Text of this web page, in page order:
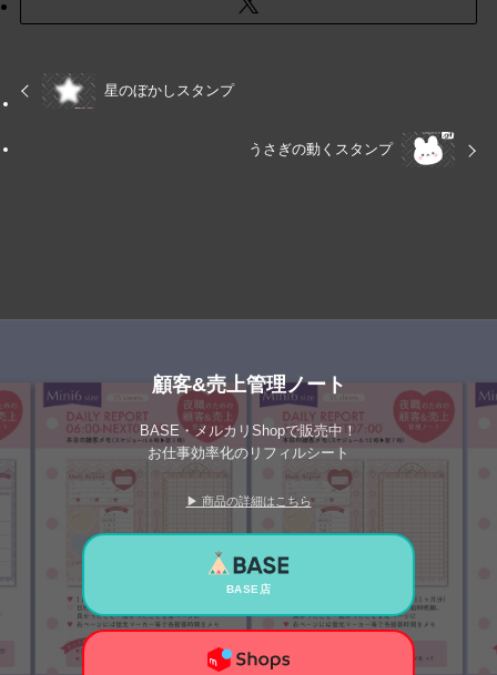
星のぼかしスタンプ
うさぎの動くスタンプ
顧客&売上管理ノート
BASE・メルカリShopで販売中！
お仕事効率化のリフィルシート
▶ 商品の詳細はこちら
BASE店